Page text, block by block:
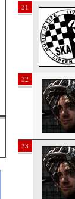
31
32
33